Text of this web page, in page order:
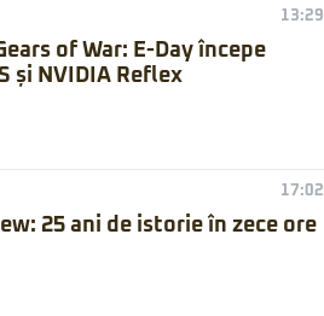
13:29
of War: E-Day începe
și NVIDIA Reflex
17:02
25 ani de istorie în zece ore